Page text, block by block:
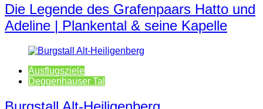
Die Legende des Grafenpaars Hatto und
Adeline | Plankental & seine Kapelle
Ausflugsziele
Deggenhauser Tal